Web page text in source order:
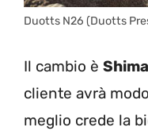
Duotts N26 (Duotts
Il cambio è
cliente avrà
meglio crede la